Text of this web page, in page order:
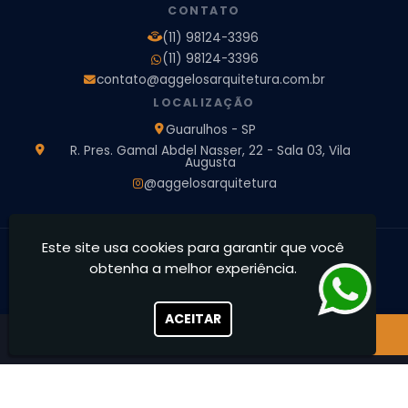
Projeto de Arquitetura 3D
Projeto de Arquitetura Comercial
Projeto de Arquitetura de Casa
Projeto de Arquitetura de Interiores
Projeto de Arquitetura e Engenharia
Projeto de Arquitetura para Apartamentos
Projeto de Arquitetura Residencial
Projeto de Interiores Comercial
Projeto de Interiores Completo
Projeto de Interiores Residencial
CONTATO
(11) 98124-3396
(11) 98124-3396
contato@aggelosarquitetura.com.br
LOCALIZAÇÃO
Guarulhos - SP
R. Pres. Gamal Abdel Nasser, 22 - Sala 03, Vila
Augusta
@aggelosarquitetura
Ággelos Arquitetura e Interiores - Transformamos espaços,
concretizamos sonhos
Este site usa cookies para garantir que você
obtenha a melhor experiência.
ACEITAR